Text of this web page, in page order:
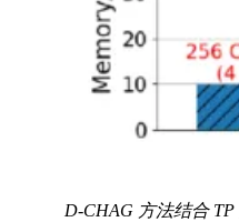
D-CHAG 方法结合